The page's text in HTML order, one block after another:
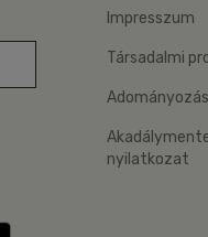
Impresszum
Társadalmi
Adományozás
nyilatkozat